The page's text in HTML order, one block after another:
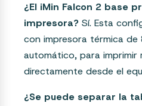
¿El iMin Falcon 2 base
impresora? Sí. Esta
con impresora térmica
automático, para imprimir
directamente desde el
¿Se puede separar la